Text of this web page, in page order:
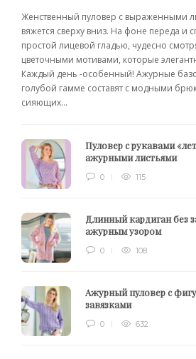
Женственный пуловер с выраженными
вяжется сверху вниз. На фоне переда и
простой лицевой гладью, чудесно
цветочными мотивами, которые
Каждый день -особенный! Ажурные
голубой гамме составят с модными
сияющих...
Пуловер с рукавами
ажурными листьями
0 115
Длинный кардиган без
ажурным узором
0 108
Ажурный пуловер с
завязками
0 632